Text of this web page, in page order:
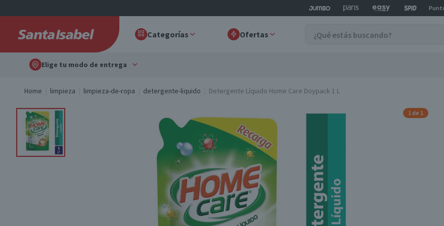
Categorías Ofertas
Elige tu modo de entrega
Home limpieza limpieza-de-ropa detergente-liquido Detergente Líquido Home Care Doypack 1 L
1 de 1